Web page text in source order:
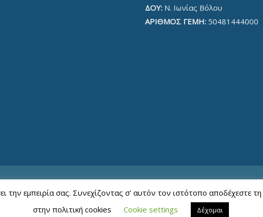
ΔΟΥ: Ν. Ιωνίας Βόλου
ΑΡΙΘΜΟΣ ΓΕΜΗ: 50481444000
την εμπειρία σας. Συνεχίζοντας σ' αυτόν τον ιστότοπο
στην πολιτική cookies
Cookie settings Δέχομαι